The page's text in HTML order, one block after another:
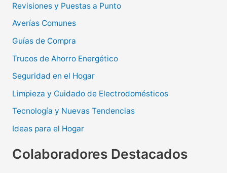
Revisiones y Puestas a Punto
Averías Comunes
Guías de Compra
Trucos de Ahorro Energético
Seguridad en el Hogar
Limpieza y Cuidado de Electrodomésticos
Tecnología y Nuevas Tendencias
Ideas para el Hogar
Colaboradores Destacados